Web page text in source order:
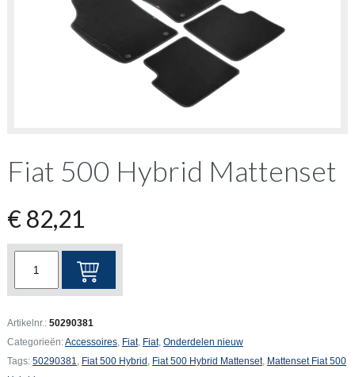
Fiat 500 Hybrid Mattenset
€82,21
Hybrid
Mattenset
aantal
Artikelnr.: 50290381
Categorieën:Accessoires, Fiat, Fiat, Onderdelen nieuw
Tags: 50290381 Fiat 500 Hybrid Fiat 500 Hybrid Mattenset, Mattenset Fiat 500